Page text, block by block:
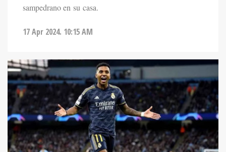
sampedrano en su casa.
17 Apr 2024. 10:15 AM